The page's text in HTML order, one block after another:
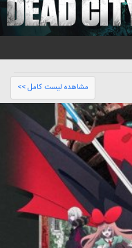
مشاهده لیست کامل >>